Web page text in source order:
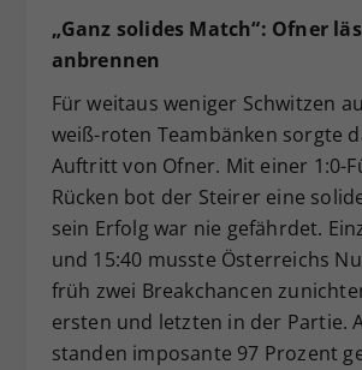
„Ganz solides Match“: Ofner
anbrennen
Für weitaus weniger Schwitzen
weiß-roten Teambänken sorgte
Auftritt von Ofner. Mit einer 1:0-
Rücken bot der Steirer eine
sein Erfolg war nie gefährdet.
und 15:40 musste Österreichs
früh zwei Breakchancen
ersten und letzten in der Partie.
standen imposante 97 Prozent